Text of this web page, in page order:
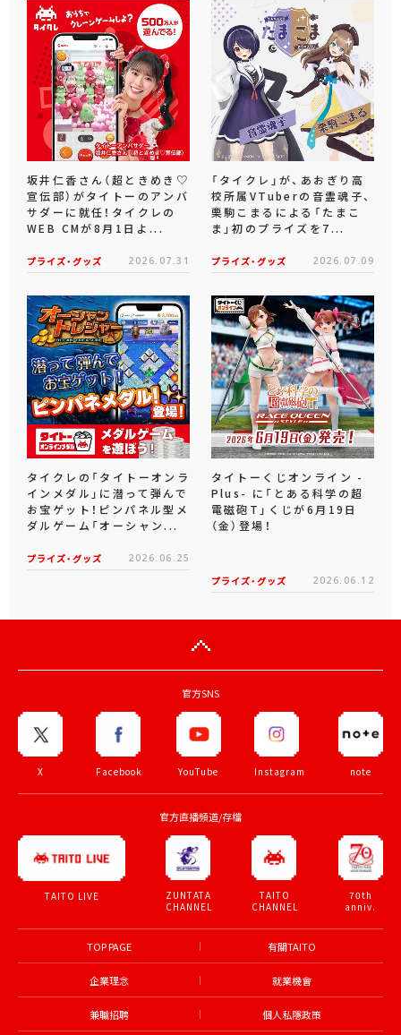
坂井仁香さん（超ときめき♡
宣伝部）がタイトーのアンバ
サダーに就任！タイクレの
WEB CMが8月1日よ...
プライズ・グッズ 2026.07.31
「タイクレ」が、あおぎり高
校所属VTuberの音霊魂子、
栗駒こまるによる「たまこ
ま」初のプライズを7...
プライズ・グッズ 2026.07.09
タイクレの「タイトーオンラ
インメダル」に潜って弾んで
お宝ゲット！ピンパネル型メ
ダルゲーム「オーシャン...
プライズ・グッズ 2026.06.25
タイトーくじオンライン -
Plus- に「とある科学の超
電磁砲T」くじが6月19日
（金）登場！
プライズ・グッズ 2026.06.12
官方SNS
X Facebook YouTube Instagram note
官方直播頻道/存檔
TAITO LIVE
ZUNTATA
CHANNEL
TAITO
CHANNEL
70th
anniv.
TOP PAGE 有關TAITO
企業理念 就業機會
兼職招聘 個人私隱政策